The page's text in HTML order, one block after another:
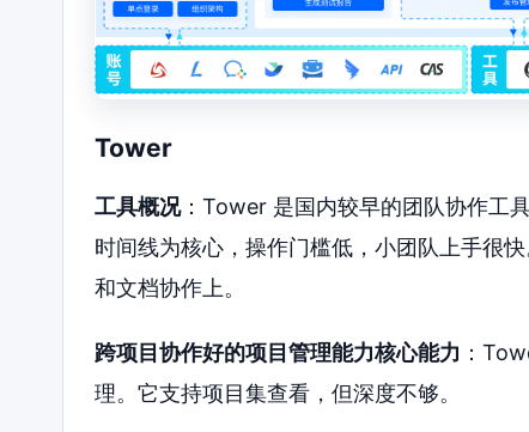
Tower
工具概况：Tower 是国内较早的团队协作工
时间线为核心，操作门槛低，小团队上手很
和文档协作上。
跨项目协作好的项目管理能力核心能力 ：
理。它支持项目集查看，但深度不够。